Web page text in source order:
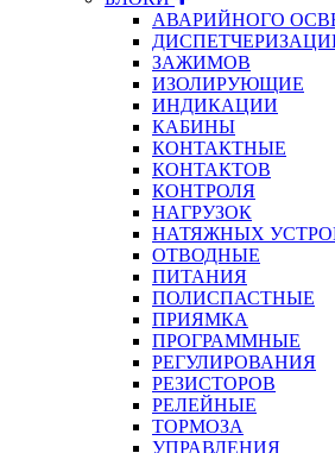
АВАРИЙНОГО
ЗАЖИМОВ
ИЗОЛИРУЮЩИЕ
ИНДИКАЦИИ
КАБИНЫ
КОНТАКТНЫЕ
КОНТАКТОВ
КОНТРОЛЯ
НАГРУЗОК
НАТЯЖНЫХ
ОТВОДНЫЕ
ПИТАНИЯ
ПОЛИСПАСТНЫЕ
ПРИЯМКА
ПРОГРАММНЫЕ
РЕГУЛИРОВАНИЯ
РЕЗИСТОРОВ
РЕЛЕЙНЫЕ
ТОРМОЗА
УПРАВЛЕНИЯ